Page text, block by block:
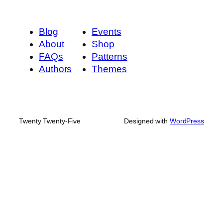
Blog
About
FAQs
Authors
Events
Shop
Patterns
Themes
Twenty Twenty-Five Designed with WordPress